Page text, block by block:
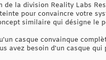
de la division Reality Labs
pour convaincre votre
similaire qui désigne le
casque convainque
avez besoin d'un casque